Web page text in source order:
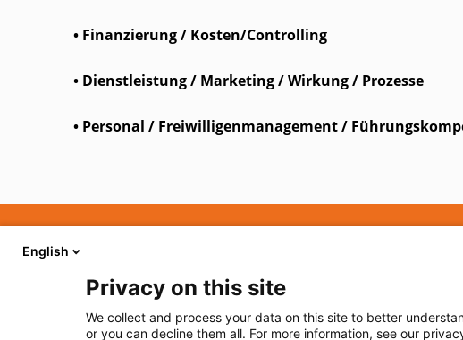
• Finanzierung / Kosten/Controlling
• Dienstleistung / Marketing / Wirkung / Prozesse
• Personal / Freiwilligenmanagement /
English
Privacy on this site
We collect and process your data on this site to better
or you can decline them all. For more information, see our